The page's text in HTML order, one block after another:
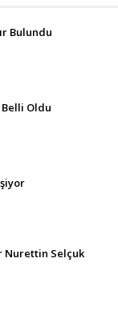
Bulundu
Belli Oldu
Nurettin Selçuk